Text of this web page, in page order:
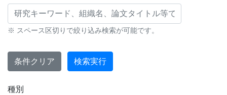
※ スペース区切りで絞り込み検索が可能です。
条件クリア 検索実行
種別